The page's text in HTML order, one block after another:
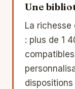
Une
La
: plus de 1